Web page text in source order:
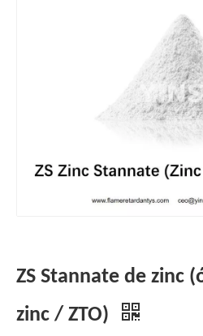
ZS Stannate de zinc
zinc / ZTO)